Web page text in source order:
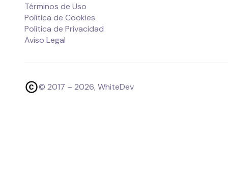
Términos de Uso
Política de Cookies
Política de Privacidad
Aviso Legal
© 2017 – 2026, WhiteDev